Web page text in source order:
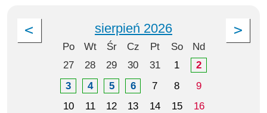
sierpień 2026
Po Wt Śr Cz Pt So
Nd
27
28 29 30 31 1
2
3
4 5 6 7 8
9
10
11 12 13 14 15
16